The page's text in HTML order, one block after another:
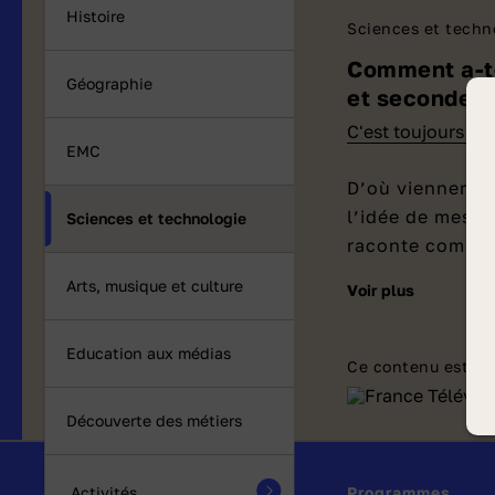
Histoire
Géographie
EMC
Sciences et technologie
Arts, musique et culture
Education aux médias
Découverte des métiers
Sciences et
Comment
et secondes ?
C'est toujours
D’où viennent
l’idée de
raconte
Qui a inventé les heures, les minutes et lesvoir plus
Ce contenu est